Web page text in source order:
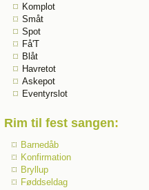
Komplot
Småt
Spot
Få'T
Blåt
Havretot
Askepot
Eventyrslot
Rim til fest sangen:
Barnedåb
Konfirmation
Bryllup
Føddseldag